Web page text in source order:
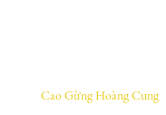
Cao Gừng Hoàng Cung